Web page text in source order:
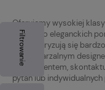
Oferujemy wysokiej
pasują do eleganckich
charakteryzują się
niepowtarzalnym
asortymentem,
pytań lub
Filtrowanie